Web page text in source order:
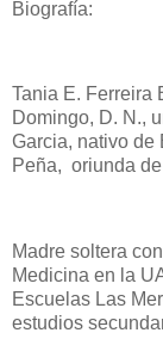
Biografía:
Tania E. Ferreira
Domingo, D. N.,
Garcia, nativo de
Peña, oriunda
Madre soltera
Medicina en la
Escuelas Las
estudios